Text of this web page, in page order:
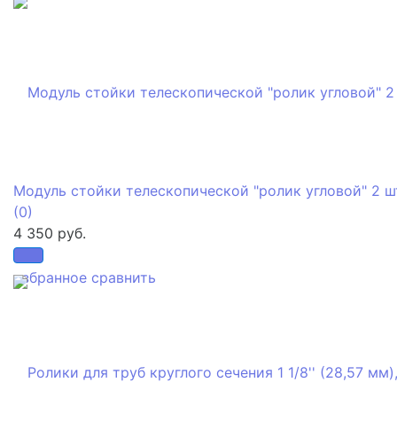
избранное сравнить
Модуль стойки телескопической "ролик угловой" 2
(0)
4 350 руб.